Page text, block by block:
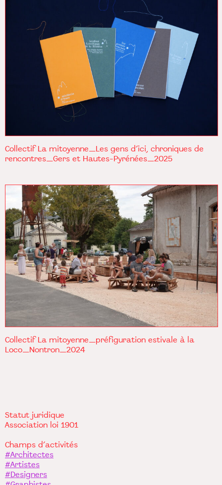
Collectif La mitoyenne_Les gens d’ici, chroniques de
rencontres_Gers et Hautes-Pyrénées_2025
Collectif La mitoyenne_préfiguration estivale à la
Loco_Nontron_2024
Statut juridique
Association loi 1901
Champs d’activités
#Architectes
#Artistes
#Designers